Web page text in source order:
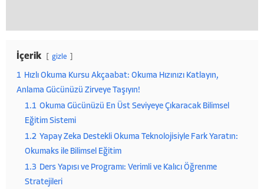
İçerik gizle
1 Hızlı Okuma Kursu Akçaabat: Okuma Hızınızı Katlayın,
Anlama Gücünüzü Zirveye Taşıyın!
1.1 Okuma Gücünüzü En Üst Seviyeye Çıkaracak Bilimsel
Eğitim Sistemi
1.2 Yapay Zeka Destekli Okuma Teknolojisiyle Fark Yaratın:
Okumaks ile Bilimsel Eğitim
1.3 Ders Yapısı ve Programı: Verimli ve Kalıcı Öğrenme
Stratejileri